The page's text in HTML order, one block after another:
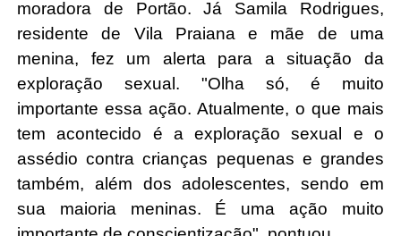
moradora de Portão. Já Samila Rodrigues,
residente de Vila Praiana e mãe de uma
menina, fez um alerta para a situação da
exploração sexual. "Olha só, é muito
importante essa ação. Atualmente, o que mais
tem acontecido é a exploração sexual e o
assédio contra crianças pequenas e grandes
também, além dos adolescentes, sendo em
sua maioria meninas. É uma ação muito